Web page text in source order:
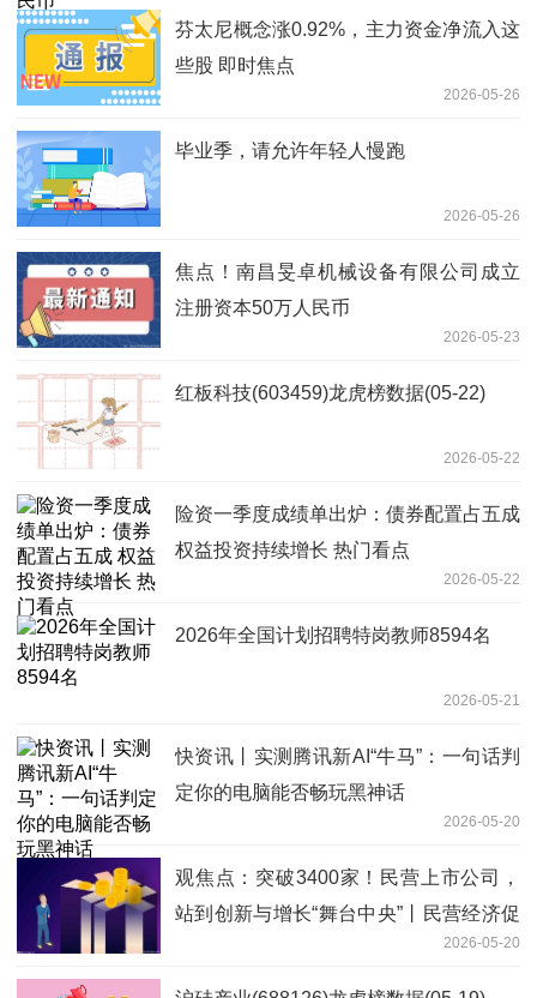
芬太尼概念涨0.92%，主力资金净流入这
些股 即时焦点
2026-05-26
毕业季，请允许年轻人慢跑
2026-05-26
焦点！南昌旻卓机械设备有限公司成立
注册资本50万人民币
2026-05-23
红板科技(603459)龙虎榜数据(05-22)
2026-05-22
险资一季度成绩单出炉：债券配置占五成
权益投资持续增长 热门看点
2026-05-22
2026年全国计划招聘特岗教师8594名
2026-05-21
快资讯丨实测腾讯新AI“牛马”：一句话判
定你的电脑能否畅玩黑神话
2026-05-20
观焦点：突破3400家！民营上市公司，
站到创新与增长“舞台中央”丨民营经济促
2026-05-20